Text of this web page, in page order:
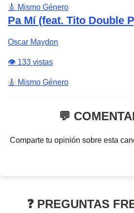
🎸 Mismo Género
Pa Mí (feat. Tito Double
Oscar Maydon
👁️ 133 vistas
🎸 Mismo Género
💬
Comparte tu opinión sobre esta
❓ PREGUNTAS